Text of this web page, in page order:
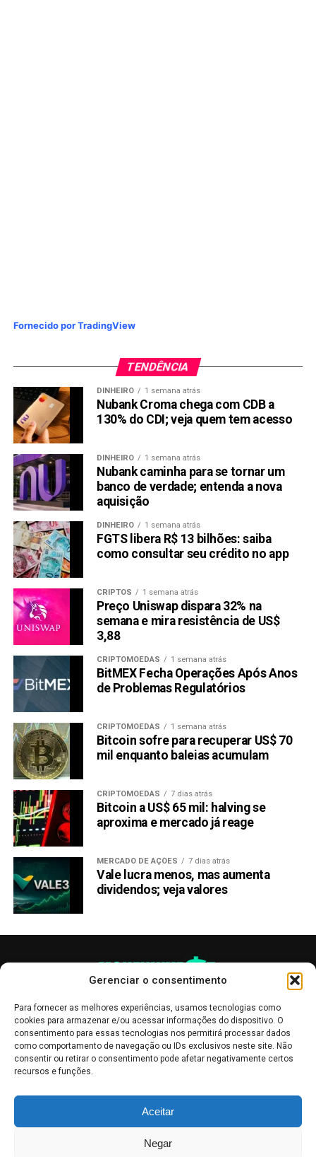
Gerenciar o consentimento
Para fornecer as melhores experiências, usamos tecnologias como
cookies para armazenar e/ou acessar informações do dispositivo. O
consentimento para essas tecnologias nos permitirá processar dados
como comportamento de navegação ou IDs exclusivos neste site. Não
consentir ou retirar o consentimento pode afetar negativamente certos
recursos e funções.
Aceitar
Negar
Fornecido por TradingView
TENDÊNCIA
DINHEIRO 1 semana atrás
Nubank Croma chega com CDB a
130% do CDI; veja quem tem acesso
DINHEIRO 1 semana atrás
Nubank caminha para se tornar um
banco de verdade; entenda a nova
aquisição
DINHEIRO 1 semana atrás
FGTS libera R$ 13 bilhões: saiba
como consultar seu crédito no app
CRIPTOS 1 semana atrás
Preço Uniswap dispara 32% na
semana e mira resistência de US$
3,88
CRIPTOMOEDAS 1 semana atrás
BitMEX Fecha Operações Após Anos
de Problemas Regulatórios
CRIPTOMOEDAS 1 semana atrás
Bitcoin sofre para recuperar US$ 70
mil enquanto baleias acumulam
CRIPTOMOEDAS 7 dias atrás
Bitcoin a US$ 65 mil: halving se
aproxima e mercado já reage
MERCADO DE AÇÕES 7 dias atrás
Vale lucra menos, mas aumenta
dividendos; veja valores
informativo, servindo como boletins de divulgação, e não devem ser
interpretadas como recomendações de investimento.Leia mais
Bolsa de Valores